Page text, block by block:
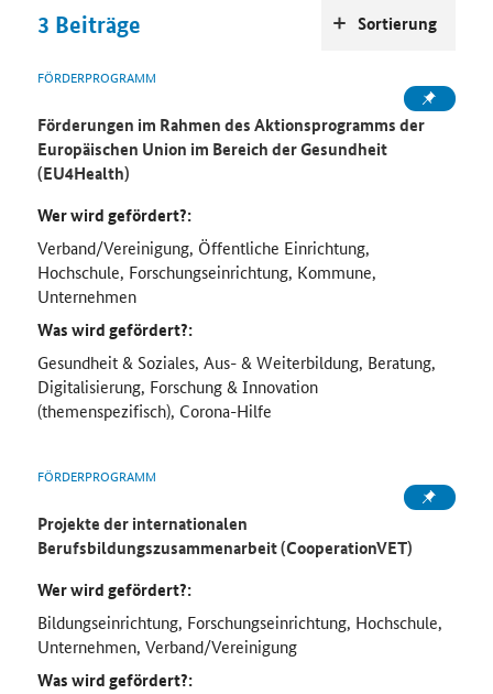
3 Beiträge
FÖRDERPROGRAMM
Förderungen im Rahmen des Aktionsprogramms der
Europäischen Union im Bereich der Gesundheit
(EU4Health)
Wer wird gefördert?:
Verband/Vereinigung, Öffentliche Einrichtung,
Hochschule, Forschungseinrichtung, Kommune,
Unternehmen
Was wird gefördert?:
Gesundheit & Soziales, Aus- & Weiterbildung, Beratung,
Digitalisierung, Forschung & Innovation
(themenspezifisch), Corona-Hilfe
FÖRDERPROGRAMM
Projekte der internationalen
Berufsbildungszusammenarbeit (CooperationVET)
Wer wird gefördert?:
Bildungseinrichtung, Forschungseinrichtung, Hochschule,
Unternehmen, Verband/Vereinigung
Was wird gefördert?:
Sortierung